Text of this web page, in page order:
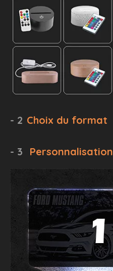
- 2 Choix du format
- 3 Personnalisation